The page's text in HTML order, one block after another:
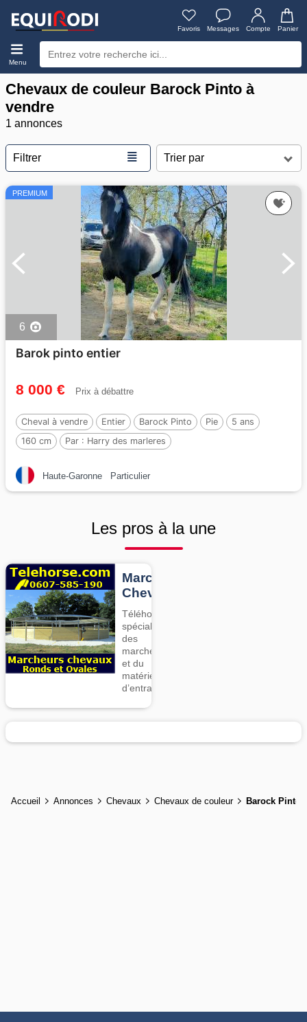
Favoris Messages Compte Panier
Menu
Chevaux de couleur Barock Pinto à
vendre
1 annonces
Filtrer ≣
PREMIUM
6
Barok pinto entier
8 000 € Prix à débattre
Cheval à vendre Entier Barock Pinto Pie
5 ans
160 cm
Par : Harry des marleres
Haute-Garonne Particulier
Les pros à la une
Marcheurs
Chevaux
Téléhorse,
spécialiste
des
marcheurs
et du
matériel
d’entrainement
Accueil Annonces Chevaux Chevaux de couleur Barock Pinto